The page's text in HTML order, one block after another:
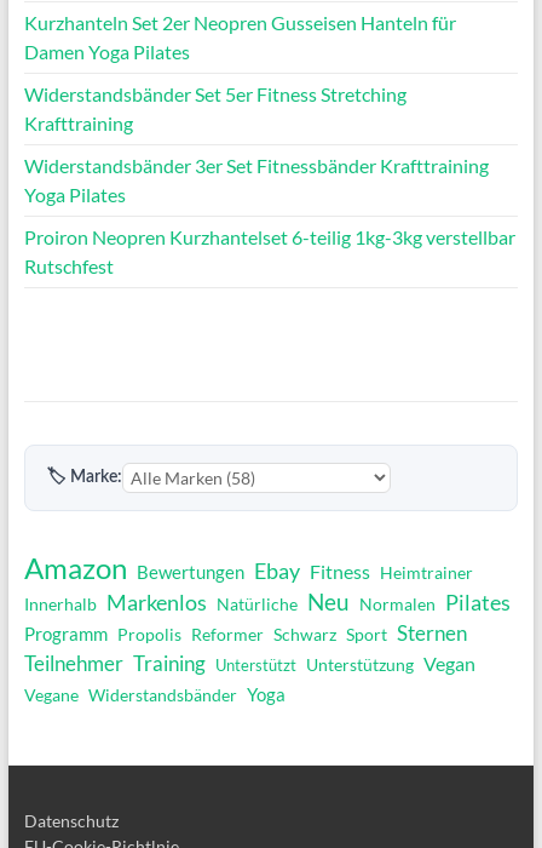
Kurzhanteln Set 2er Neopren Gusseisen Hanteln für
Damen Yoga Pilates
Widerstandsbänder Set 5er Fitness Stretching
Krafttraining
Widerstandsbänder 3er Set Fitnessbänder Krafttraining
Yoga Pilates
Proiron Neopren Kurzhantelset 6-teilig 1kg-3kg verstellbar
Rutschfest
🏷 Marke:
Amazon Bewertungen Ebay Fitness Heimtrainer
Innerhalb Markenlos Natürliche Neu Normalen Pilates
Programm Propolis Reformer Schwarz Sport Sternen
Teilnehmer Training Unterstützt Unterstützung Vegan
Vegane Widerstandsbänder Yoga
Datenschutz